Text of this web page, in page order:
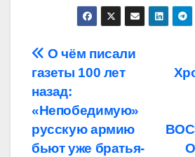
Навигация
по
записям
О чём писали
газеты 100 лет
назад:
«Непобедимую»
русскую армию
бьют уже братья-